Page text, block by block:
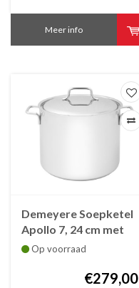
Meer info
Demeyere Soepketel
Apollo 7, 24 cm met
deksel
Op voorraad
€279,00